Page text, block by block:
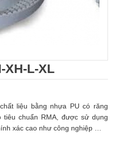
XH-L-XL
liệu bằng nhựa PU có răng
tiêu chuẩn RMA, được sử dụng
xác cao như công nghiệp …